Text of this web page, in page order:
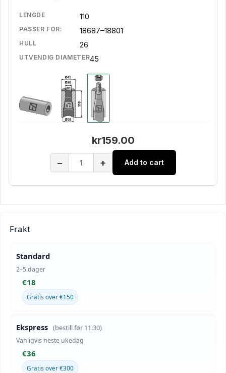
LENGDE 110
PASSER FOR: 18687–18801
HULL 26
UTVENDIG DIAMETER45
kr159.00
− + Add to cart
Frakt
Standard
2–5 dager
€18
Gratis over €150
Ekspress (bestill før 11:30)
Vanligvis neste ukedag
€36
Gratis over €300